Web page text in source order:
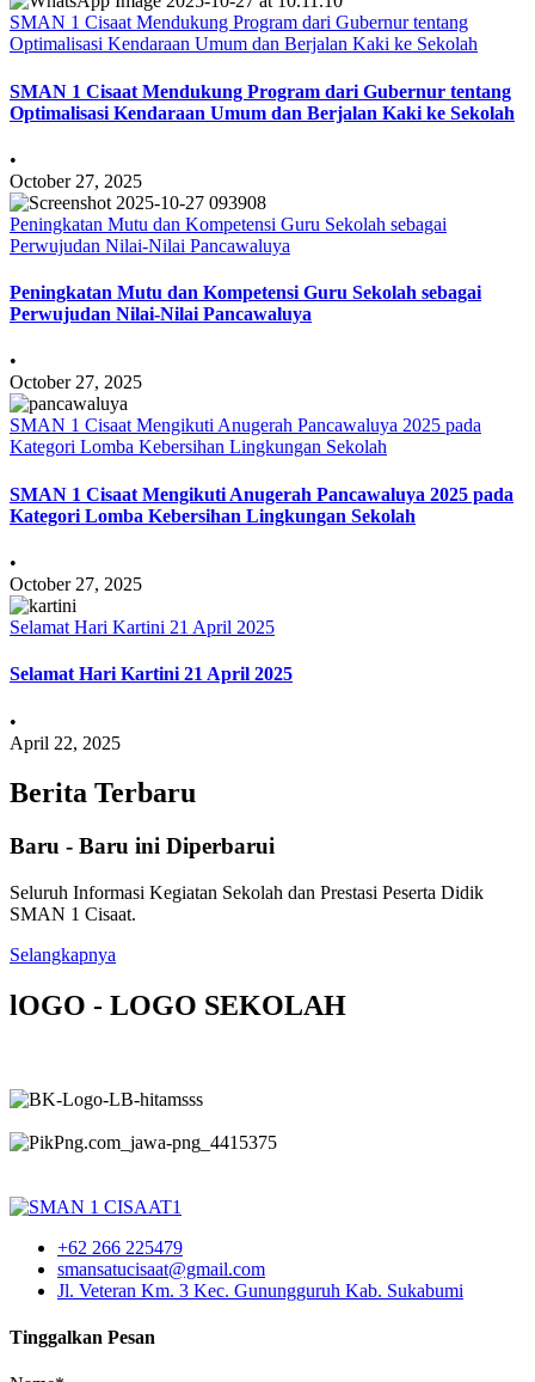
SMAN 1 Cisaat Mendukung Program dari Gubernur tentang
Optimalisasi Kendaraan Umum dan Berjalan Kaki ke Sekolah
SMAN 1 Cisaat Mendukung Program dari Gubernur tentang
Optimalisasi Kendaraan Umum dan Berjalan Kaki ke Sekolah
•
October 27, 2025
Peningkatan Mutu dan Kompetensi Guru Sekolah sebagai
Perwujudan Nilai-Nilai Pancawaluya
Peningkatan Mutu dan Kompetensi Guru Sekolah sebagai
Perwujudan Nilai-Nilai Pancawaluya
•
October 27, 2025
SMAN 1 Cisaat Mengikuti Anugerah Pancawaluya 2025 pada
Kategori Lomba Kebersihan Lingkungan Sekolah
SMAN 1 Cisaat Mengikuti Anugerah Pancawaluya 2025 pada
Kategori Lomba Kebersihan Lingkungan Sekolah
•
October 27, 2025
Selamat Hari Kartini 21 April 2025
Selamat Hari Kartini 21 April 2025
•
April 22, 2025
Berita Terbaru
Baru - Baru ini Diperbarui
Seluruh Informasi Kegiatan Sekolah dan Prestasi Peserta Didik
SMAN 1 Cisaat.
Selangkapnya
lOGO - LOGO SEKOLAH
+62 266 225479
smansatucisaat@gmail.com
Jl. Veteran Km. 3 Kec. Gunungguruh Kab. Sukabumi
Tinggalkan Pesan